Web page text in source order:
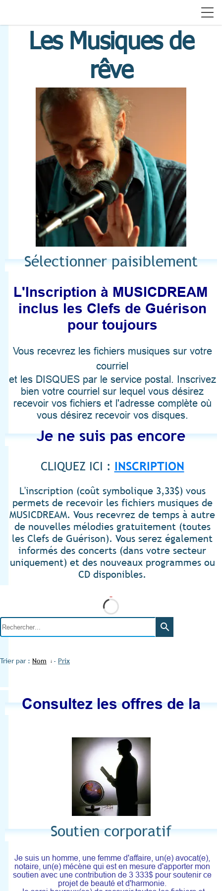
Les Musiques de
rêve
Sélectionner paisiblement
L'Inscription à MUSICDREAM
inclus les Clefs de Guérison
pour toujours
Vous recevrez les fichiers musiques sur votre
courriel
et les DISQUES par le service postal. Inscrivez
bien votre courriel sur lequel vous désirez
recevoir vos fichiers et l'adresse complète où
vous désirez recevoir vos disques.
Je ne suis pas encore
CLIQUEZ ICI : INSCRIPTION
L'inscription (coût symbolique 3,33$) vous
permets de recevoir les fichiers musiques de
MUSICDREAM. Vous recevrez de temps à autre
de nouvelles mélodies gratuitement (toutes
les Clefs de Guérison). Vous serez également
informés des concerts (dans votre secteur
uniquement) et des nouveaux programmes ou
CD disponibles.
search
Trier par : Nom - Prix
Consultez les offres de la
Soutien corporatif
Je suis un homme, une femme d'affaire, un(e) avocat(e),
notaire, un(e) mécène qui est en mesure d'apporter mon
soutien avec une contribution de 3 333$ pour soutenir ce
projet de beauté et d'harmonie.